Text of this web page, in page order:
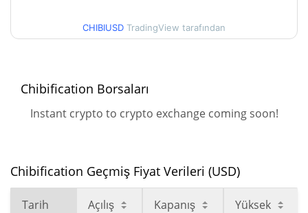
Mar 26, 2026 (4 ay önce)
95.88%
Ağu 8, 2026 (0 gün önce)
CHIBIUSD TradingView tarafından
Chibification Borsaları
Instant crypto to crypto exchange coming soon!
Chibification Geçmiş Fiyat Verileri (USD)
Tarih Açılış Kapanış Yüksek